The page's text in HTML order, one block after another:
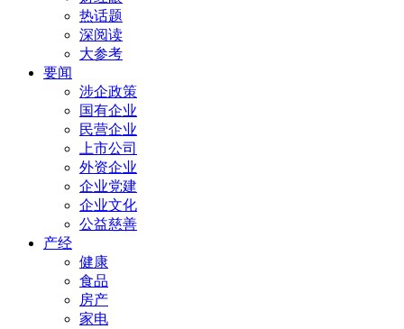
热话题
深阅读
大参考
要闻
涉企政策
国有企业
民营企业
上市公司
外资企业
企业党建
企业文化
公益慈善
产经
健康
食品
房产
家电